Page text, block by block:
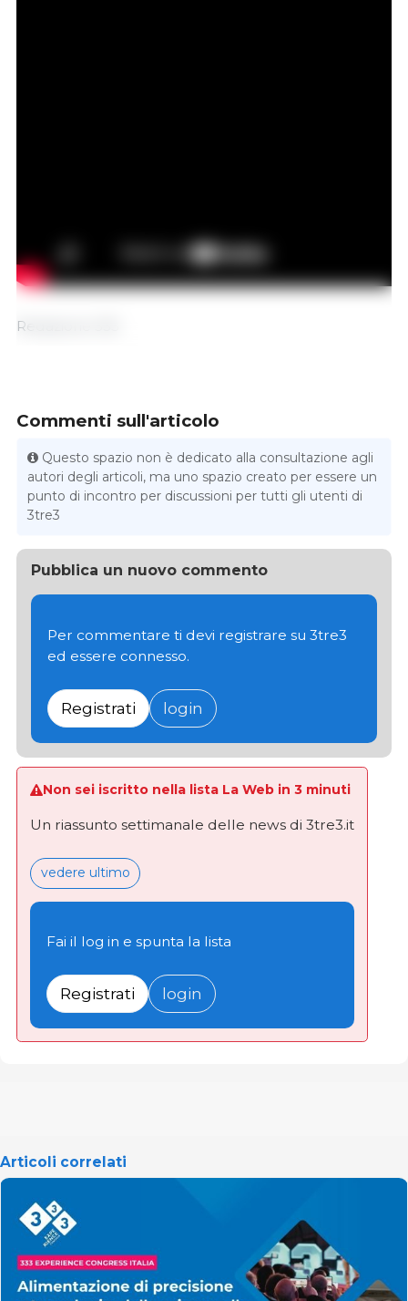
Redazione 333
Commenti sull'articolo
Questo spazio non è dedicato alla consultazione agli
autori degli articoli, ma uno spazio creato per essere un
punto di incontro per discussioni per tutti gli utenti di
3tre3
Pubblica un nuovo commento
Per commentare ti devi registrare su 3tre3
ed essere connesso.
Registrati login
Non sei iscritto nella lista La Web in 3 minuti
Un riassunto settimanale delle news di 3tre3.it
vedere ultimo
Fai il log in e spunta la lista
Registrati login
Articoli correlati